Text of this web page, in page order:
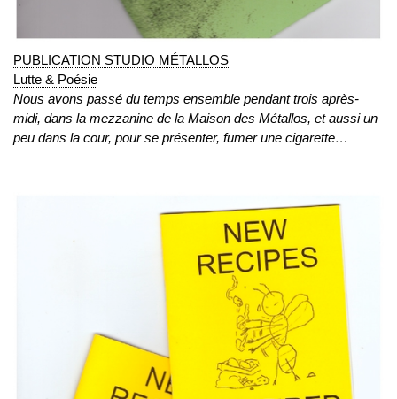
PUBLICATION STUDIO MÉTALLOS
Lutte & Poésie
Nous avons passé du temps ensemble pendant trois après-
midi, dans la mezzanine de la Maison des Métallos, et aussi un
peu dans la cour, pour se présenter, fumer une cigarette…